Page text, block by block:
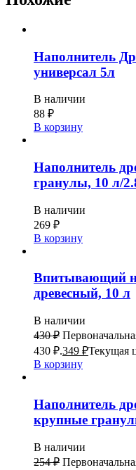
Наполнитель
универсал 5л
В наличии
88 ₽
В корзину
Наполнитель
гранулы, 10 л/
В наличии
269 ₽
В корзину
Впитывающий
древесный, 10 л
В наличии
430₽
430 ₽.349 ₽Текущая
В корзину
Наполнитель
крупные
В наличии
254₽